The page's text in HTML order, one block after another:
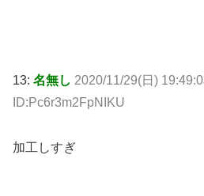
13: 名無し 2020/11/29(日)
ID:Pc6r3m2FpNIKU
加工しすぎ